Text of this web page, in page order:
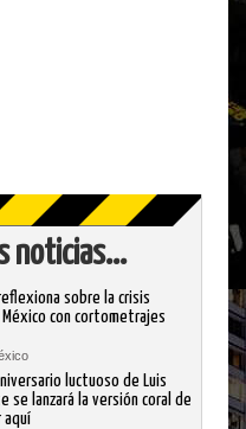
noticias...
sobre la crisis
con cortometrajes
luctuoso de Luis
se lanzará la versión coral de
aquí